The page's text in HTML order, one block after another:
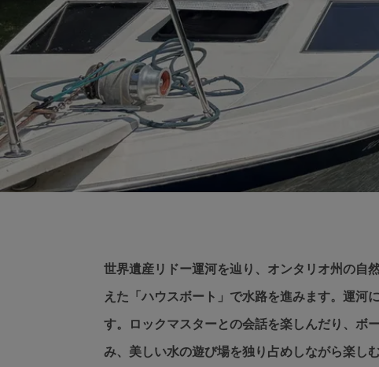
世界遺産リドー運河を辿り、オンタリオ州の自
えた「ハウスボート」で水路を進みます。運河
す。ロックマスターとの会話を楽しんだり、ボ
み、美しい水の遊び場を独り占めしながら楽し